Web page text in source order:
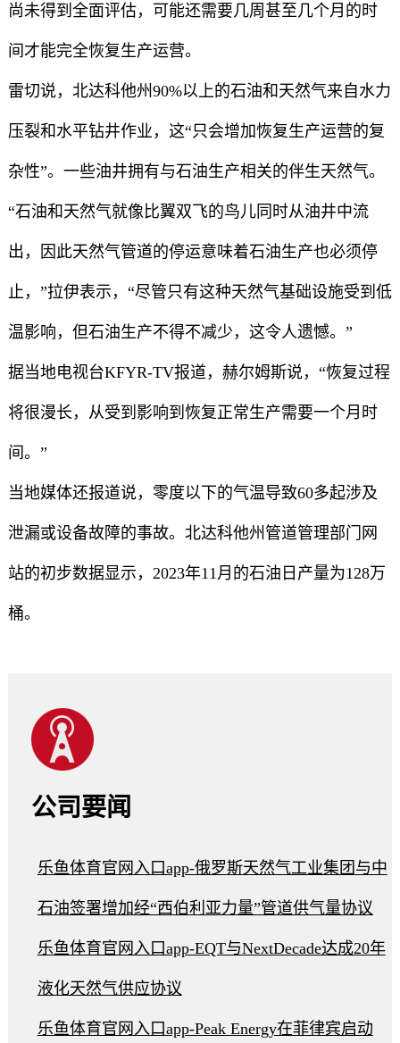
尚未得到全面评估，可能还需要几周甚至几个月的时
间才能完全恢复生产运营。
雷切说，北达科他州90%以上的石油和天然气来自水力
压裂和水平钻井作业，这“只会增加恢复生产运营的复
杂性”。一些油井拥有与石油生产相关的伴生天然气。
“石油和天然气就像比翼双飞的鸟儿同时从油井中流
出，因此天然气管道的停运意味着石油生产也必须停
止，”拉伊表示，“尽管只有这种天然气基础设施受到低
温影响，但石油生产不得不减少，这令人遗憾。”
据当地电视台KFYR-TV报道，赫尔姆斯说，“恢复过程
将很漫长，从受到影响到恢复正常生产需要一个月时
间。”
当地媒体还报道说，零度以下的气温导致60多起涉及
泄漏或设备故障的事故。北达科他州管道管理部门网
站的初步数据显示，2023年11月的石油日产量为128万
桶。
公司要闻
乐鱼体育官网入口app-俄罗斯天然气工业集团与中
石油签署增加经“西伯利亚力量”管道供气量协议
乐鱼体育官网入口app-EQT与NextDecade达成20年
液化天然气供应协议
乐鱼体育官网入口app-Peak Energy在菲律宾启动